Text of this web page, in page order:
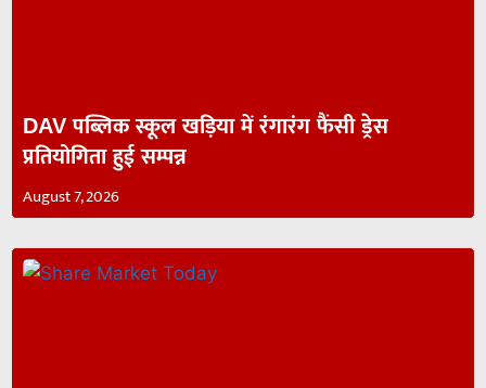
DAV पब्लिक स्कूल खड़िया में रंगारंग फैंसी ड्रेस
प्रतियोगिता हुई सम्पन्न
August 7, 2026